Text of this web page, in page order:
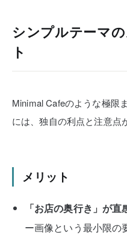
シンプルテーマ
ト
Minimal Cafeのような極限
には、独自の利点と注意点
メリット
「お店の奥行き」が直
ー画像という最小限の